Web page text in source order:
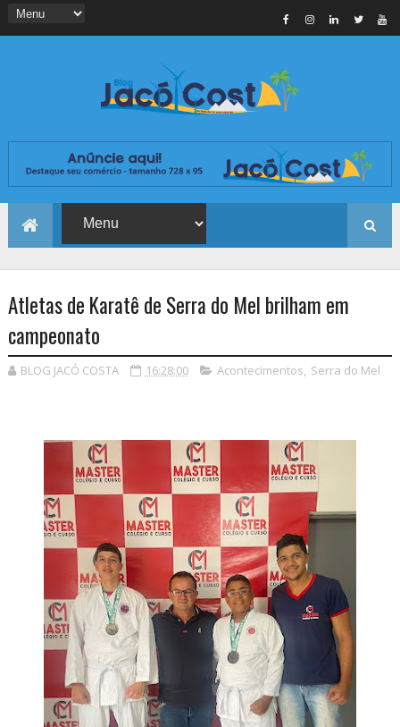
Atletas de Karatê de Serra do Mel brilham em
campeonato
BLOG JACÓ COSTA 16:28:00 Acontecimentos, Serra do Mel